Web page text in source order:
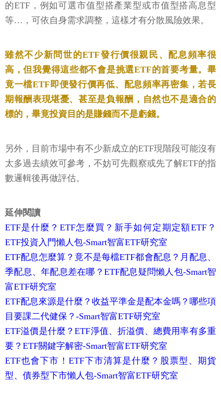
的ETF，例如可選市值型搭產業型或市值型搭高息型
等…，可依自身需求調整，這樣才有分散風險效果。
雖然不少新問世的ETF發行價很親民、配息頻率很
高，但我覺得這些都不會是挑選ETF的首要考量。畢
竟一檔ETF即便發行價再低、配息頻率再密集，若長
期報酬表現堪憂、甚至是負報酬，自然也不是適合的
標的，畢竟投資目的是賺錢而不是虧錢。
另外，目前市場中有不少新成立的ETF現階段可能沒有
太多過去績效可參考，不妨可先觀察或先了解ETF的指
數邏輯後再做評估。
延伸閱讀
ETF是什麼？ETF怎麼買？新手如何定期定額ETF？
ETF投資入門懶人包-Smart智富ETF研究室
ETF配息怎麼算？竟不是每檔ETF都會配息？月配息、
季配息、年配息差在哪？ETF配息疑問懶人包-Smart智
富ETF研究室
ETF配息來源是什麼？收益平準金是配本金嗎？哪些項
目要課二代健保？-Smart智富ETF研究室
ETF溢價是什麼？ETF淨值、折溢價、總費用率有多重
要？ETF關鍵字解密-Smart智富ETF研究室
ETF也會下市！ETF下市清算是什麼？股票型、期貨
型、債券型下市懶人包-Smart智富ETF研究室